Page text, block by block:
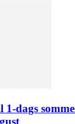
1-dags